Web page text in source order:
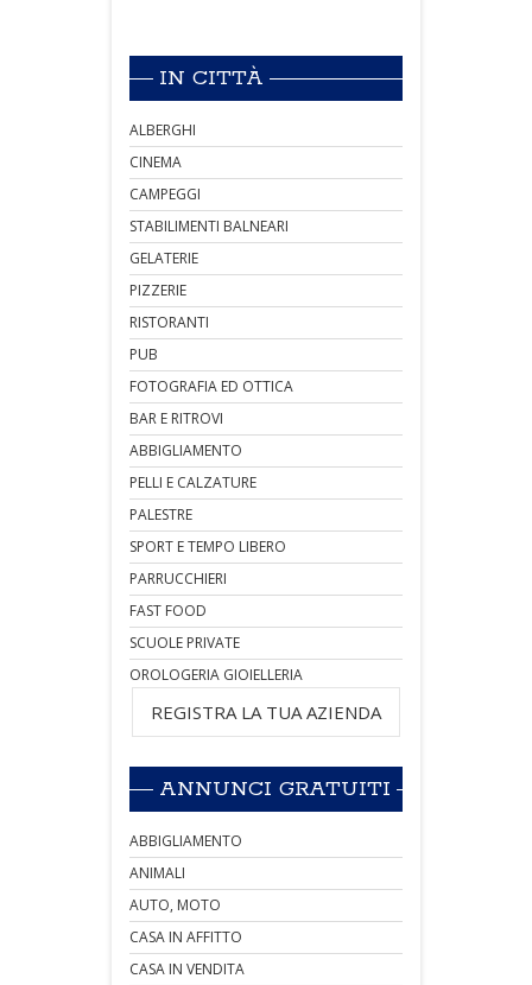
IN CITTÀ
ALBERGHI
CINEMA
CAMPEGGI
STABILIMENTI BALNEARI
GELATERIE
PIZZERIE
RISTORANTI
PUB
FOTOGRAFIA ED OTTICA
BAR E RITROVI
ABBIGLIAMENTO
PELLI E CALZATURE
PALESTRE
SPORT E TEMPO LIBERO
PARRUCCHIERI
FAST FOOD
SCUOLE PRIVATE
OROLOGERIA GIOIELLERIA
REGISTRA LA TUA AZIENDA
ANNUNCI GRATUITI
ABBIGLIAMENTO
ANIMALI
AUTO, MOTO
CASA IN AFFITTO
CASA IN VENDITA